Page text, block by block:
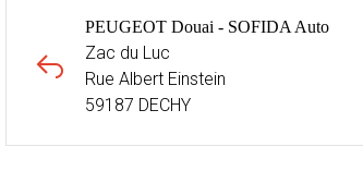
PEUGEOT Douai - SOFIDA Auto
Zac du Luc
Rue Albert Einstein
59187 DECHY